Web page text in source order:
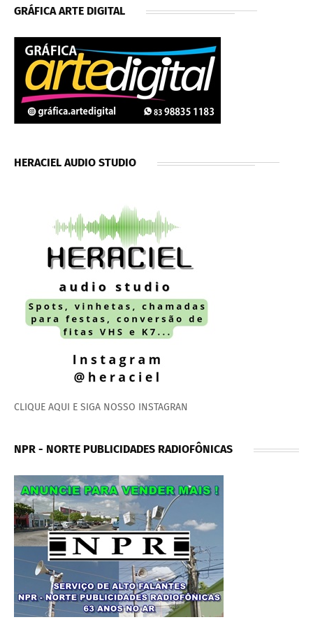
GRÁFICA ARTE DIGITAL
HERACIEL AUDIO STUDIO
CLIQUE AQUI E SIGA NOSSO INSTAGRAN
NPR - NORTE PUBLICIDADES RADIOFÔNICAS